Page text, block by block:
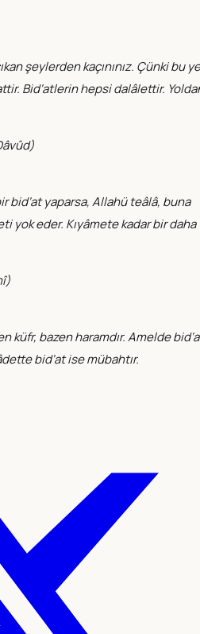
şeylerden kaçınınız. Çünki bu
Bid‘atlerin hepsi dalâlettir.
)
bid‘at yaparsa, Allahü teâlâ, buna
yok eder. Kıyâmete kadar bir daha
)
küfr, bazen haramdır. Amelde
bid‘at ise mübahtır.